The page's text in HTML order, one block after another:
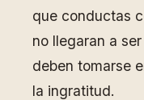
que conductas
no llegaran a
deben tomarse
la ingratitud.